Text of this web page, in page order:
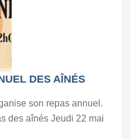
DES AÎNÉS
son repas annuel.
des aînés Jeudi 22 mai